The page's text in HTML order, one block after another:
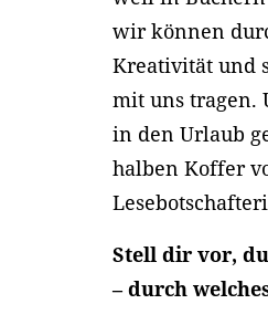
wir können
Kreativität und
mit uns tragen.
in den Urlaub
halben Koffer
Stell dir vor,
– durch